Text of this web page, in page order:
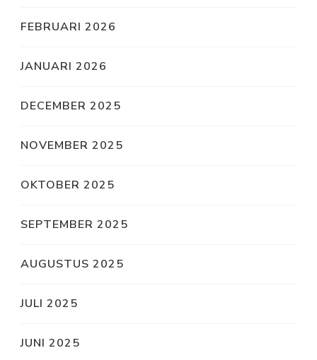
FEBRUARI 2026
JANUARI 2026
DECEMBER 2025
NOVEMBER 2025
OKTOBER 2025
SEPTEMBER 2025
AUGUSTUS 2025
JULI 2025
JUNI 2025